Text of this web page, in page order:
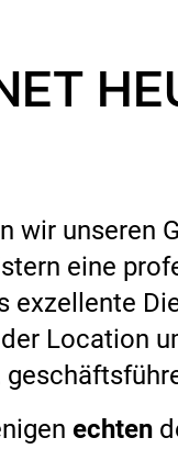
wir unseren
eine
exzellente
Location
echten